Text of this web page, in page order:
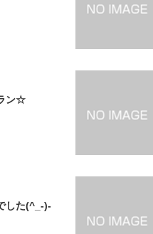
ン☆
した(^_-)-